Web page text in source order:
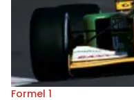
Formel 1